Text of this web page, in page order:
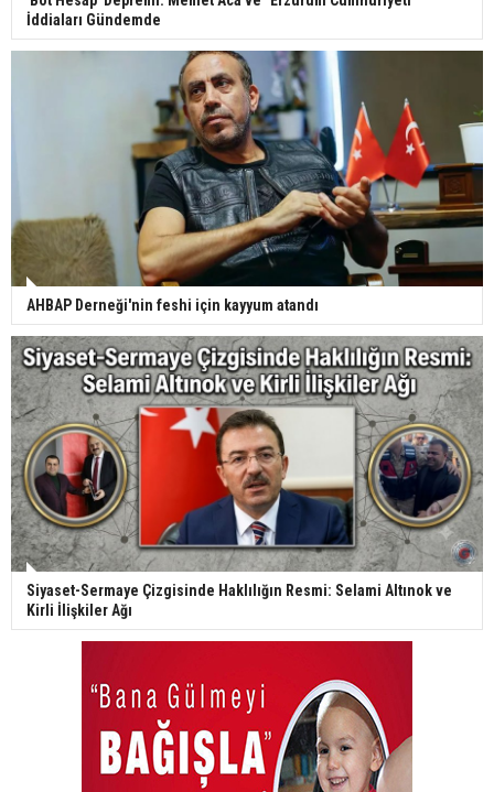
İddiaları Gündemde
AHBAP Derneği'nin feshi için kayyum atandı
Siyaset-Sermaye Çizgisinde Haklılığın Resmi: Selami Altınok ve
Kirli İlişkiler Ağı